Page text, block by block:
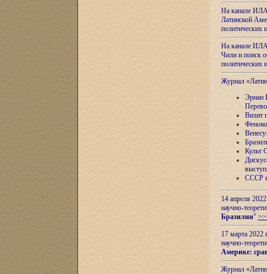
На канале
Латинской
На канале
Чили и поиск
Журнал
Эрнан
Визит
Культ
СССР и
14 апреля
научно-
Бразилии"
17 марта 2022
научно-
Америке:
Журнал